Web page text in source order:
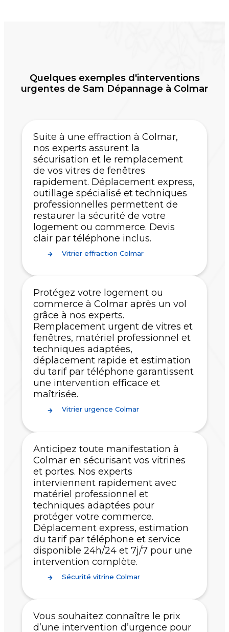
Quelques exemples d'interventions
urgentes de Sam Dépannage à Colmar
Suite à une effraction à Colmar,
nos experts assurent la
sécurisation et le remplacement
de vos vitres de fenêtres
rapidement. Déplacement express,
outillage spécialisé et techniques
professionnelles permettent de
restaurer la sécurité de votre
logement ou commerce. Devis
clair par téléphone inclus.
Vitrier effraction Colmar
Protégez votre logement ou
commerce à Colmar après un vol
grâce à nos experts.
Remplacement urgent de vitres et
fenêtres, matériel professionnel et
techniques adaptées,
déplacement rapide et estimation
du tarif par téléphone garantissent
une intervention efficace et
maîtrisée.
Vitrier urgence Colmar
Anticipez toute manifestation à
Colmar en sécurisant vos vitrines
et portes. Nos experts
interviennent rapidement avec
matériel professionnel et
techniques adaptées pour
protéger votre commerce.
Déplacement express, estimation
du tarif par téléphone et service
disponible 24h/24 et 7j/7 pour une
intervention complète.
Sécurité vitrine Colmar
Vous souhaitez connaître le prix
d’une intervention d’urgence pour